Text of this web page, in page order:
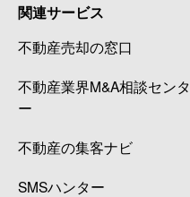
関連サービス
不動産売却の窓口
不動産業界M&A相談センタ
ー
不動産の集客ナビ
SMSハンター